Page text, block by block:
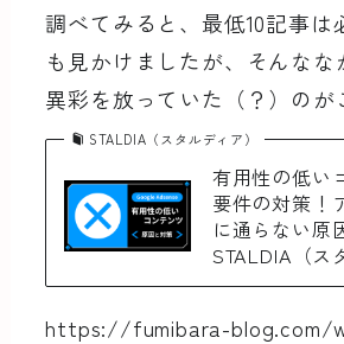
調べてみると、最低10記事は
も見かけましたが、そんなな
異彩を放っていた（？）のが
STALDIA（スタルディア）
有用性の低い
要件の対策！
に通らない原
STALDIA（ス
https://fumibara-blog.com/